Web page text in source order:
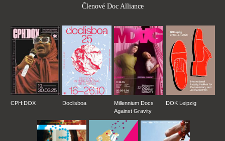
Členové Doc Alliance
CPH:DOX Doclisboa
Millennium Docs
Against Gravity
DOK Leipzig